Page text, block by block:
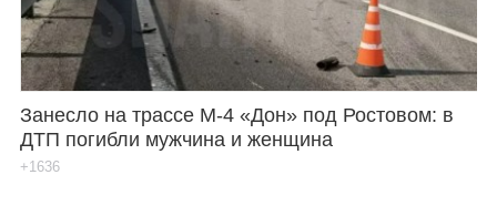
Занесло на трассе М-4 «Дон» под Ростовом: в
ДТП погибли мужчина и женщина
+1636